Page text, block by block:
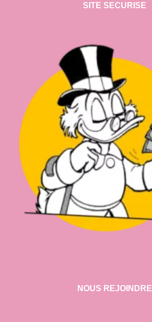
SITE SECURISE
NOUS REJOINDRE